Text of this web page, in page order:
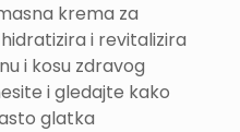
krema za
i revitalizira
i kosu zdravog
i gledajte kako
glatka